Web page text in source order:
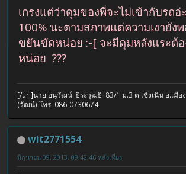
เกรงแต่ว่าดุมของพี่จะไม่เข้ากับรถอ่
100% นะตามสภาพแต่ความเงายัง
ขยันขัดหน่อย :-[ จะมีดุมหลังแระต้อ
หน่อย ???
[/url]นาย อนุวัฒน์ ธีระวุฒธิ 83/1 ม.3 ต.เชิงเนิน อ.เมือ
(วัฒน์) โทร. 086-0730674
wit2771554
มิถุนายน 09, 2013, 09:42:46 หลังเที่ยง